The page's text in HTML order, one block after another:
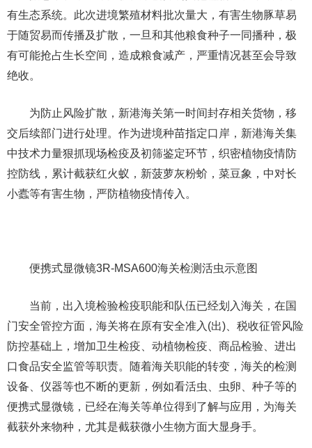
有生态系统。此次进境繁殖材料批次量大，有害生物豚草易
于随贸易而传播及扩散，一旦和其他粮食种子一同播种，极
有可能抢占生长空间，造成粮食减产，严重情况甚至会导致
绝收。
为防止风险扩散，新港海关第一时间封存相关货物，移
交后续部门进行处理。作为进境种苗指定口岸，新港海关集
中技术力量狠抓现场检疫及初筛鉴定环节，织密植物疫情防
控防线，累计截获红火蚁，新菠萝灰粉蚧，菜豆象，中对长
小蠹等有害生物，严防植物疫情传入。
便携式显微镜3R-MSA600海关检测活虫示意图
当前，出入境检验检疫职能和队伍已经划入海关，在国
门安全管控方面，海关将在原有安全准入(出)、税收征管风险
防控基础上，增加卫生检疫、动植物检疫、商品检验、进出
口食品安全监管等职责。随着海关职能的转变，海关的检测
设备、仪器等也不断的更新，例如看活虫、虫卵、种子等的
便携式显微镜，已经在海关等单位得到了解与应用，为海关
截获外来物种，尤其是截获微小生物方面大显身手。